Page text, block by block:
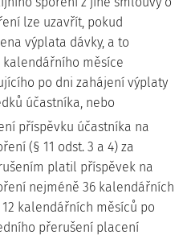
lze uzavřít, pokud
výplata dávky, a to
měsíce
po dni zahájení výplaty
účastníka, nebo
příspěvku účastníka na
(§ 11 odst. 3 a 4) za
platil příspěvek na
nejméně 36 kalendářních
kalendářních měsíců po
přerušení placení